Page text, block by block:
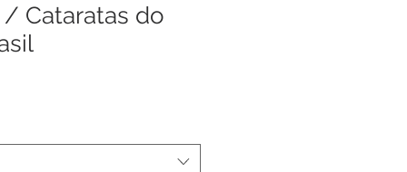
/ Cataratas do